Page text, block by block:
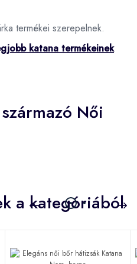
termékei szerepelnek.
katana termékeinek
Női
a kategóriából